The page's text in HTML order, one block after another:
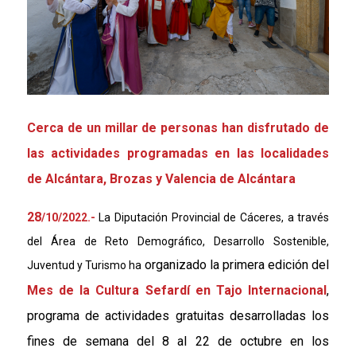
Cerca de un millar de personas han disfrutado de
las actividades programadas en las localidades
de Alcántara, Brozas y Valencia de Alcántara
28/10/2022.- La Diputación Provincial de Cáceres, a través
del Área de Reto Demográfico, Desarrollo Sostenible,
Juventud y Turismo ha organizado la primera edición del
Mes de la Cultura Sefardí en Tajo Internacional,
programa de actividades gratuitas desarrolladas los
fines de semana del 8 al 22 de octubre en los